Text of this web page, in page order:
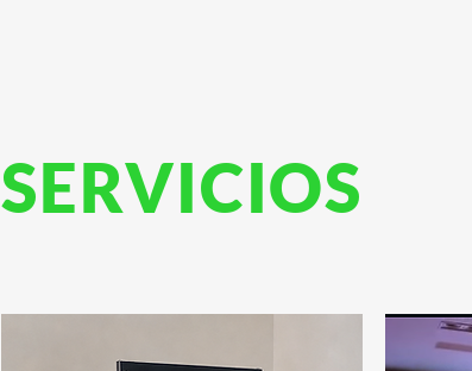
SERVICIOS